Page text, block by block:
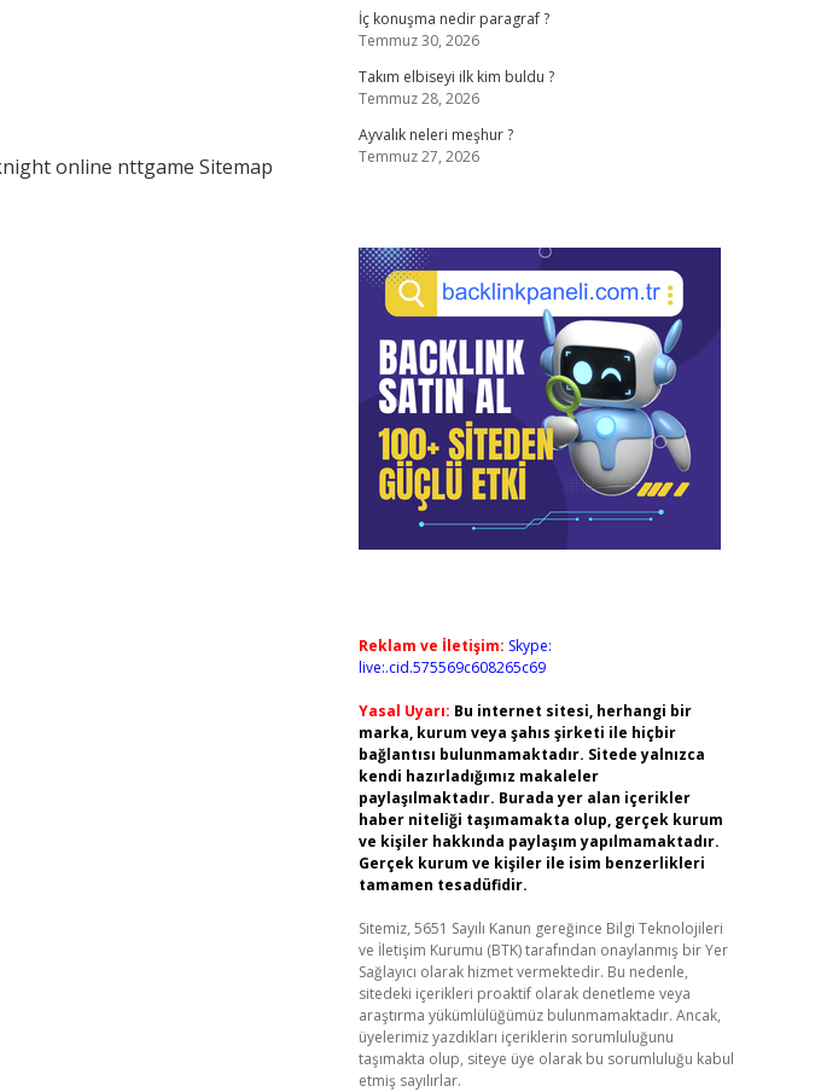
online nttgame Sitemap
İç konuşma nedir paragraf ?
Temmuz 30, 2026
Takım elbiseyi ilk kim buldu ?
Temmuz 28, 2026
Ayvalık neleri meşhur ?
Temmuz 27, 2026
Reklam ve İletişim: Skype:
live:.cid.575569c608265c69
Yasal Uyarı: Bu internet sitesi, herhangi bir
marka, kurum veya şahıs şirketi ile hiçbir
bağlantısı bulunmamaktadır. Sitede yalnızca
kendi hazırladığımız makaleler
paylaşılmaktadır. Burada yer alan içerikler
haber niteliği taşımamakta olup, gerçek kurum
ve kişiler hakkında paylaşım yapılmamaktadır.
Gerçek kurum ve kişiler ile isim benzerlikleri
tamamen tesadüfidir.
Sitemiz, 5651 Sayılı Kanun gereğince Bilgi Teknolojileri
ve İletişim Kurumu (BTK) tarafından onaylanmış bir Yer
Sağlayıcı olarak hizmet vermektedir. Bu nedenle,
sitedeki içerikleri proaktif olarak denetleme veya
araştırma yükümlülüğümüz bulunmamaktadır. Ancak,
üyelerimiz yazdıkları içeriklerin sorumluluğunu
taşımakta olup, siteye üye olarak bu sorumluluğu kabul
etmiş sayılırlar.